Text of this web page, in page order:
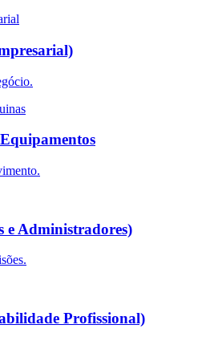
e Administradores)
Profissional)